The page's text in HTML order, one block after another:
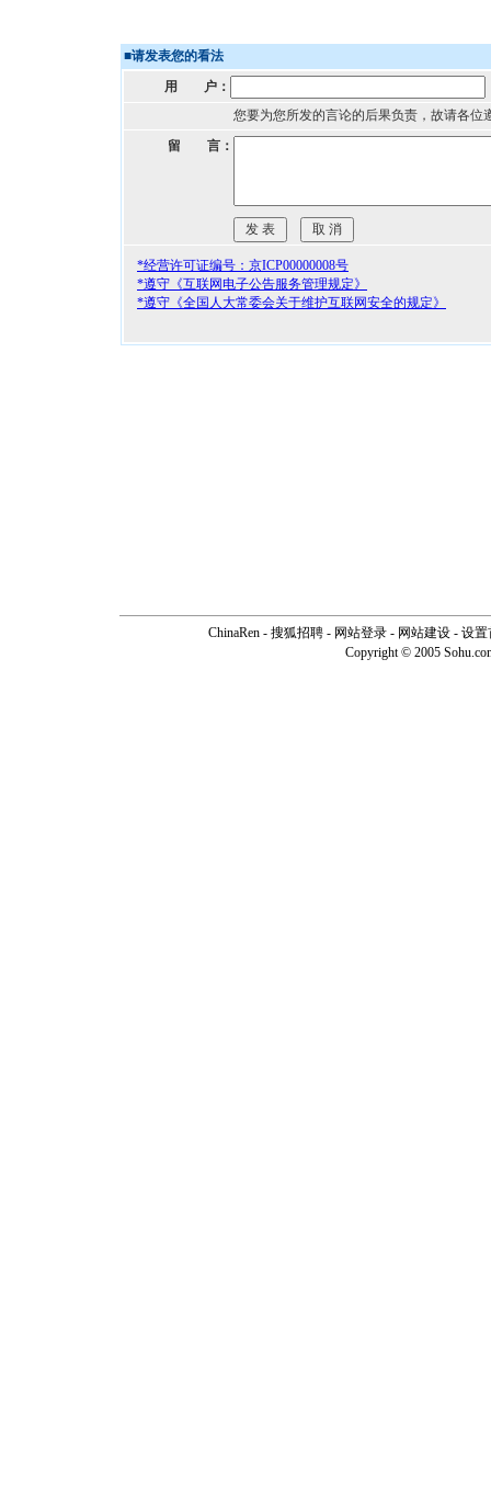
■请发表您的看法
用 户：
您要为您所发的言论的后果负责，故请各位
留 言：
*经营许可证编号：京ICP00000008号
*遵守《互联网电子公告服务管理规定》
*遵守《全国人大常委会关于维护互联网安全的规定》
ChinaRen - 搜狐招聘 - 网站登录 - 网站建设 - 设置
Copyright © 2005